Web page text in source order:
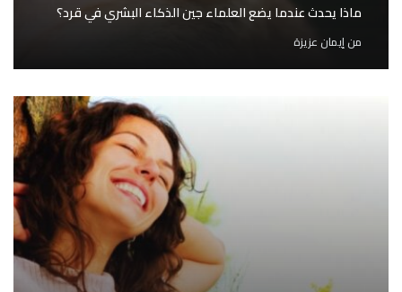
ماذا يحدث عندما يضع العلماء جين الذكاء البشري في قرد؟
منإيمان عزيزة